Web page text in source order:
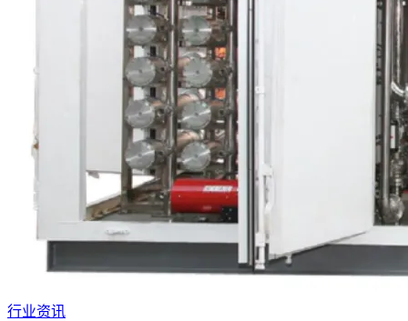
行业资讯